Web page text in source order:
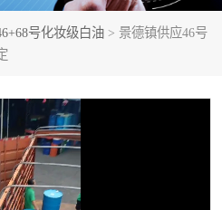
号化妆级白油 > 景德镇供应46号
天然乳胶
46+68号化妆级白油